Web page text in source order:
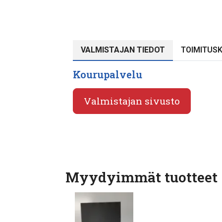
VALMISTAJAN TIEDOT
Kourupalvelu
Valmistajan sivusto
Myydyimmät tuotteet